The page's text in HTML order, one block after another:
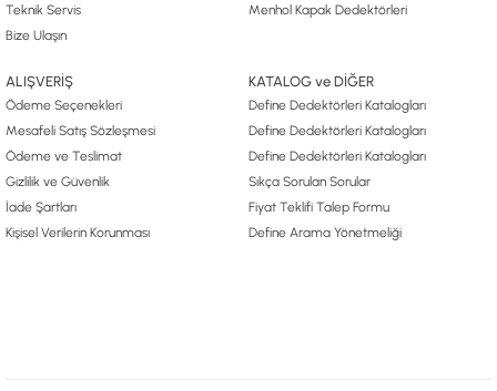
Teknik Servis
Bize Ulaşın
Menhol Kapak Dedektörleri
ALIŞVERİŞ
Ödeme Seçenekleri
Mesafeli Satış Sözleşmesi
Ödeme ve Teslimat
Gizlilik ve Güvenlik
İade Şartları
Kişisel Verilerin Korunması
KATALOG ve DİĞER
Define Dedektörleri Katalogları
Define Dedektörleri Katalogları
Define Dedektörleri Katalogları
Sıkça Sorulan Sorular
Fiyat Teklifi Talep Formu
Define Arama Yönetmeliği